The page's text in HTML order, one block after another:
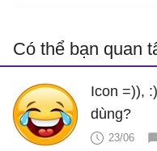
Có thể bạn quan
Icon =)),
dùng?
23/06